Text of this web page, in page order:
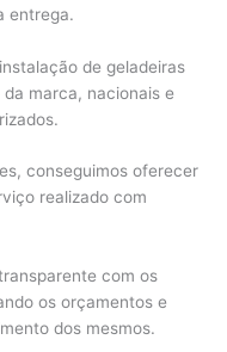
entrega.
de geladeiras
marca, nacionais e
conseguimos oferecer
realizado com
com os
os orçamentos e
dos mesmos.